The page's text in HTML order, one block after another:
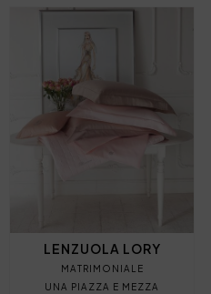
LENZUOLA LORY
MATRIMONIALE
UNA PIAZZA E MEZZA